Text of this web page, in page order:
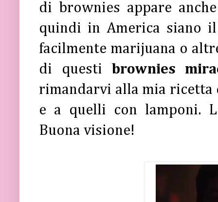
di brownies appare
quindi in America siano
facilmente marijuana o
di questi brownies
rimandarvi alla mia ricetta
e a quelli con lamponi.
Buona visione!